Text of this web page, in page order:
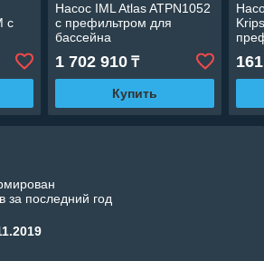
c
7,5
Насос IML Atlas ATPN1052
c префильтром для
бассейна
(Производительность 131
м3/ч, мощность: 7,4 кВт,
380В)
1 702 910₸
Купить
м3/
за последний год